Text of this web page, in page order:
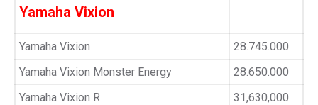
Yamaha Vixion
Yamaha Vixion
28.745.000
Yamaha Vixion Monster Energy
28.650.000
Yamaha Vixion R
31,630,000